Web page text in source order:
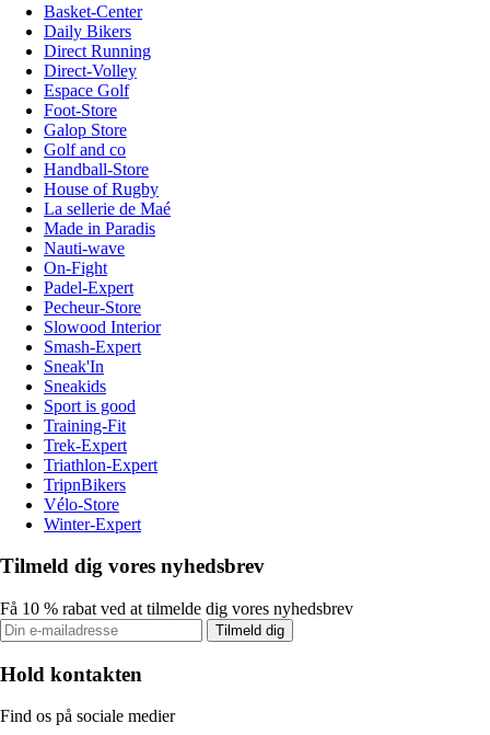
Basket-Center
Daily Bikers
Direct Running
Direct-Volley
Espace Golf
Foot-Store
Galop Store
Golf and co
Handball-Store
House of Rugby
La sellerie de Maé
Made in Paradis
Nauti-wave
On-Fight
Padel-Expert
Pecheur-Store
Slowood Interior
Smash-Expert
Sneak'In
Sneakids
Sport is good
Training-Fit
Trek-Expert
Triathlon-Expert
TripnBikers
Vélo-Store
Winter-Expert
Tilmeld dig vores nyhedsbrev
Få 10 % rabat ved at tilmelde dig vores nyhedsbrev
Tilmeld dig
Hold kontakten
Find os på sociale medier